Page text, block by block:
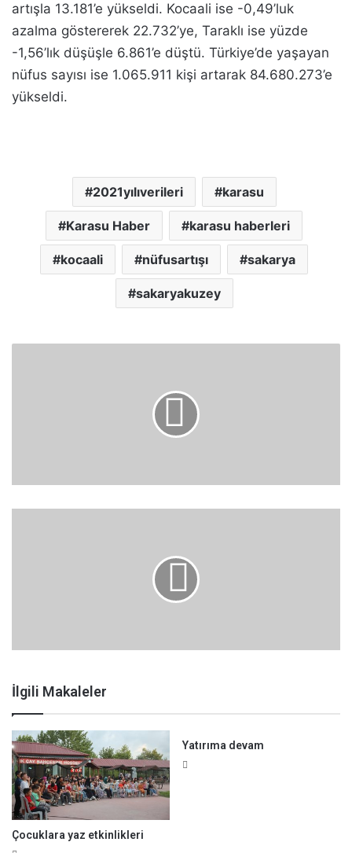
artışla 13.181’e yükseldi. Kocaali ise -0,49’luk
azalma göstererek 22.732’ye, Taraklı ise yüzde
-1,56’lık düşüşle 6.861’e düştü. Türkiye’de yaşayan
nüfus sayısı ise 1.065.911 kişi artarak 84.680.273’e
yükseldi.
2021yılıverileri karasu
Karasu Haber karasu haberleri
kocaali nüfusartışı sakarya
sakaryakuzey
İlgili Makaleler
Çocuklara yaz etkinlikleri
Yatırıma devam